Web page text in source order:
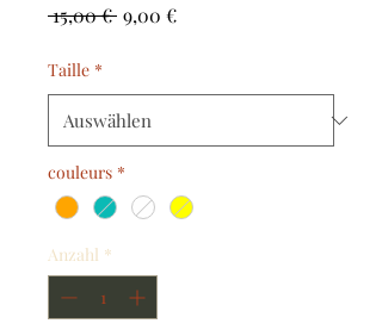
15,00 € Standardpreis
9,00 €Sale-
Taille *
couleurs *
Anzahl *